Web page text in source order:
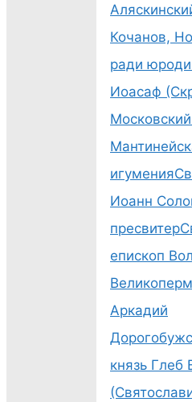
2026-06-024
литургия-26
Кочанов,
ради
Иоасаф
Московский
игумения
Иоанн
пресвитер
епископ
Аркадий
князь Глеб